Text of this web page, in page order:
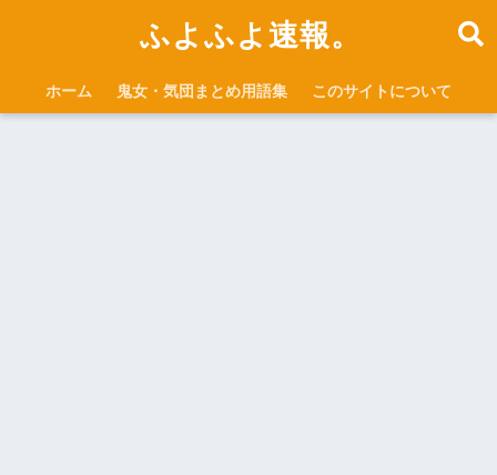
ふよふよ速報。
ホーム 鬼女・気団まとめ用語集 このサイトについて